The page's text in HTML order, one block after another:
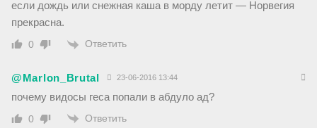
если дождь или снежная каша в морду летит — Норвегия
прекрасна.
0 Ответить
@Marlon_Brutal 23-06-2016 13:44
почему видосы геса попали в абдуло ад?
0 Ответить